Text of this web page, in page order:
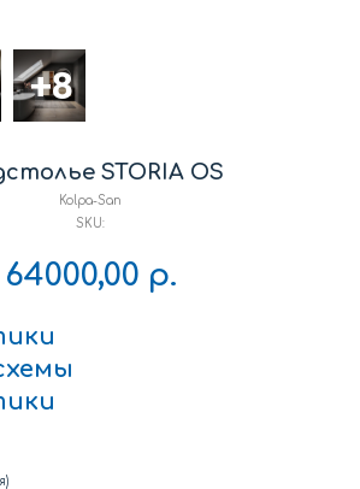
STORIA OS
Kolpa-San
SKU:
64000,00 р.